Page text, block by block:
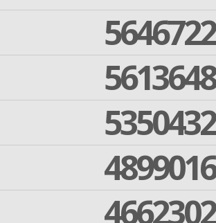
5646722
5613648
5350432
4899016
4662302